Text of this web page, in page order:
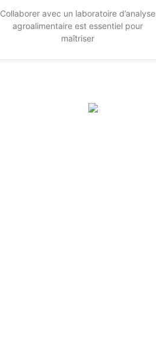
Collaborer avec un laboratoire d’analyse
agroalimentaire est essentiel pour
maîtriser